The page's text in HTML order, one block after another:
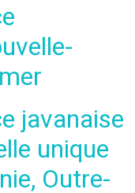
javanaise
unique
Outre-